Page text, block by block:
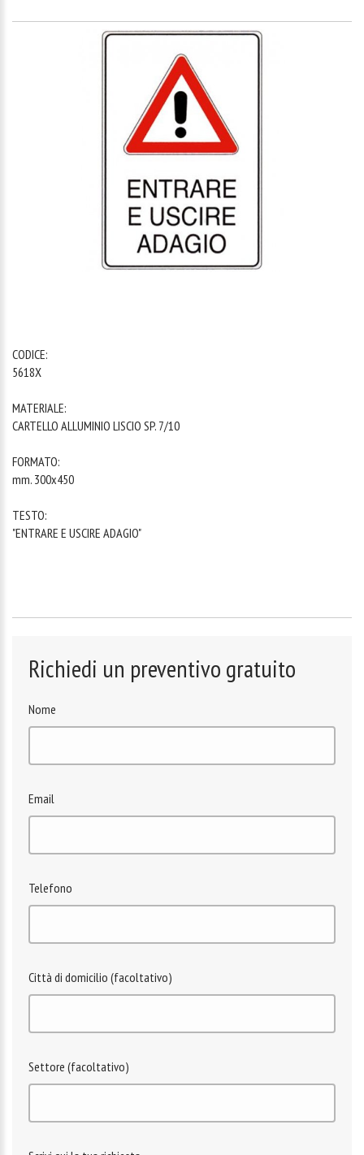
CODICE:
5618X
MATERIALE:
CARTELLO ALLUMINIO LISCIO SP. 7/10
FORMATO:
mm. 300x450
TESTO:
"ENTRARE E USCIRE ADAGIO"
Richiedi un preventivo gratuito
Nome
Email
Telefono
Città di domicilio (facoltativo)
Settore (facoltativo)